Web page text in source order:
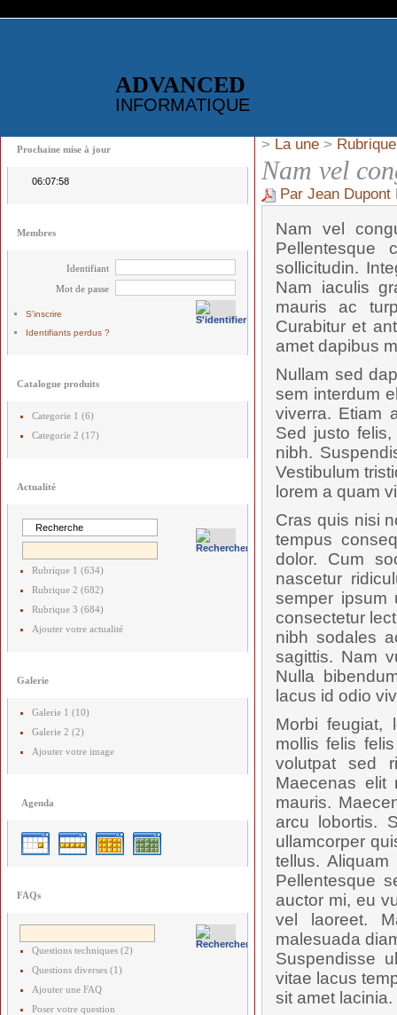
ADVANCED
INFORMATIQUE
Prochaine mise à jour
06:07:58
Membres
Identifiant
Mot de passe
S'inscrire
Identifiants perdus ?
Catalogue produits
Categorie 1 (6)
Categorie 2 (17)
Actualité
Rubrique 1 (634)
Rubrique 2 (682)
Rubrique 3 (684)
Ajouter votre actualité
Galerie
Galerie 1 (10)
Galerie 2 (2)
Ajouter votre image
Agenda
FAQs
Questions techniques (2)
Questions diverses (1)
Ajouter une FAQ
Poser votre question
> La une >
Nam vel
Par Jean Dupont
Nam vel
Pellentesque
sollicitudin.
Nam iaculis
mauris ac
Curabitur et
amet dapibus
Nullam sed
sem interdum
viverra. Etiam
Sed justo
nibh.
Vestibulum
lorem a quam
Cras quis nisi
tempus
dolor. Cum
nascetur
semper ipsum
consectetur
nibh sodales
sagittis. Nam
Nulla
lacus id odio
Morbi feugiat,
mollis felis
volutpat sed
Maecenas elit
mauris.
arcu lobortis.
ullamcorper
tellus.
Pellentesque
auctor mi, eu
vel laoreet.
malesuada
Suspendisse
vitae lacus
sit amet lacinia.